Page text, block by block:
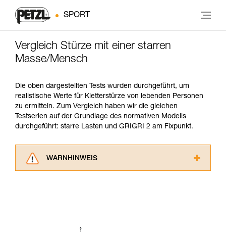
SPORT
Vergleich Stürze mit einer starren
Masse/Mensch
Die oben dargestellten Tests wurden durchgeführt, um
realistische Werte für Kletterstürze von lebenden Personen
zu ermitteln. Zum Vergleich haben wir die gleichen
Testserien auf der Grundlage des normativen Modells
durchgeführt: starre Lasten und GRIGRI 2 am Fixpunkt.
WARNHINWEIS
der Gebrauchsanweisung enthaltenen